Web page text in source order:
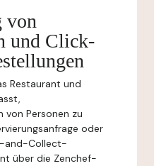
von
und Click-
Restaurant und
von Personen zu
oder
and-Collect-
über die Zenchef-